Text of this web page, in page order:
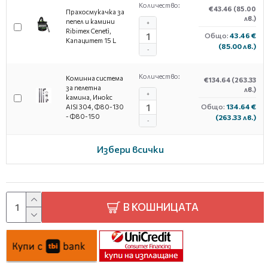
Прахосмукачка за
пепел и камини
Ribimex Cenetì,
Капацитет 15 L
Количество:
-
+
€43.46 (85.00
лв.)
Общо: 43.46 €
(85.00 лв.)
Коминна система
за пелетна
камина, Инокс
AISI 304, Ф80-130
- Ф80-150
Количество:
-
+
€134.64 (263.33
лв.)
Общо: 134.64 €
(263.33 лв.)
Избери всички
В КОШНИЦАТА